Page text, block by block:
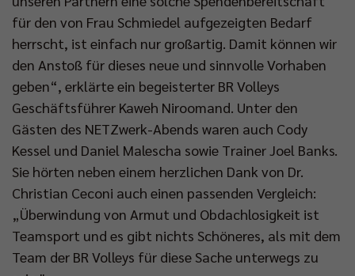
für den von Frau Schmiedel aufgezeigten Bedarf
herrscht, ist einfach nur großartig. Damit können wir
den Anstoß für dieses neue und sinnvolle Vorhaben
geben“, erklärte ein begeisterter BR Volleys
Geschäftsführer Kaweh Niroomand. Unter den
Gästen des NETZwerk-Abends waren auch Cody
Kessel und Daniel Malescha sowie Trainer Joel Banks.
Sie hörten neben einem herzlichen Dank von Dr.
Christian Ceconi auch einen passenden Vergleich:
„Überwindung von Armut und Obdachlosigkeit ist
Teamsport und es gibt nichts Schöneres, als mit dem
Team der BR Volleys für diese Sache unterwegs zu